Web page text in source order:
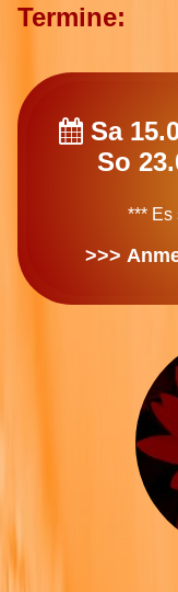
Termine:
So
*** Es
>>>